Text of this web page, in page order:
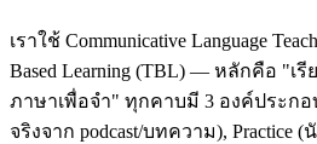
เราใช้ Communicative Language
Based Learning (TBL) — หลักคือ "เ
ภาษาเพื่อจำ" ทุกคาบมี 3 องค์ประกอ
จริงจาก podcast/บทความ), Practice